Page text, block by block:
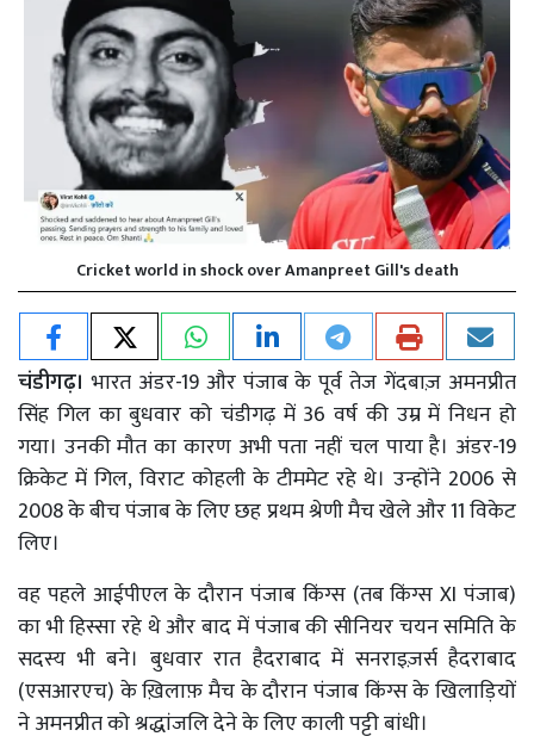
Cricket world in shock over Amanpreet Gill's death
चंडीगढ़।भारत अंडर-19 और पंजाब के पूर्व तेज गेंदबाज़ अमनप्रीत
सिंह गिल का बुधवार को चंडीगढ़ में 36 वर्ष की उम्र में निधन हो
गया। उनकी मौत का कारण अभी पता नहीं चल पाया है। अंडर-19
क्रिकेट में गिल, विराट कोहली के टीममेट रहे थे। उन्होंने 2006 से
2008 के बीच पंजाब के लिए छह प्रथम श्रेणी मैच खेले और 11 विकेट
लिए।
वह पहले आईपीएल के दौरान पंजाब किंग्स (तब किंग्स XI पंजाब)
का भी हिस्सा रहे थे और बाद में पंजाब की सीनियर चयन समिति के
सदस्य भी बने। बुधवार रात हैदराबाद में सनराइज़र्स हैदराबाद
(एसआरएच) के ख़िलाफ़ मैच के दौरान पंजाब किंग्स के खिलाड़ियों
ने अमनप्रीत को श्रद्धांजलि देने के लिए काली पट्टी बांधी।